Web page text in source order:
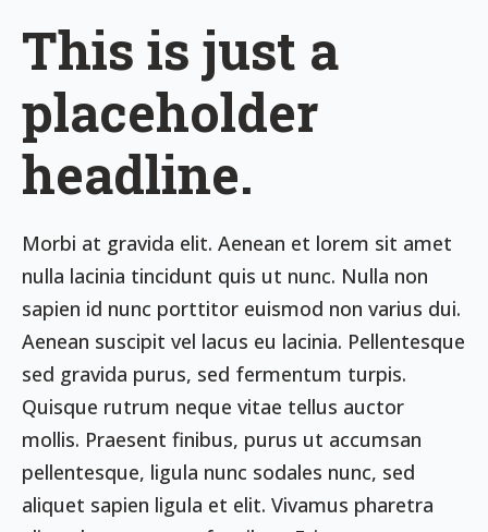
This is just a
placeholder
headline.
Morbi at gravida elit. Aenean et lorem sit amet
nulla lacinia tincidunt quis ut nunc. Nulla non
sapien id nunc porttitor euismod non varius dui.
Aenean suscipit vel lacus eu lacinia. Pellentesque
sed gravida purus, sed fermentum turpis.
Quisque rutrum neque vitae tellus auctor
mollis. Praesent finibus, purus ut accumsan
pellentesque, ligula nunc sodales nunc, sed
aliquet sapien ligula et elit. Vivamus pharetra